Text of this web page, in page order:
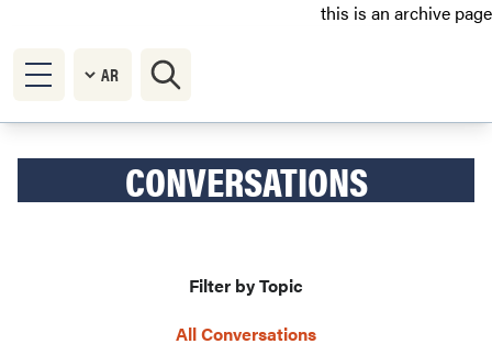
this is an archive page
CONVERSATIONS
Filter by Topic
All Conversations